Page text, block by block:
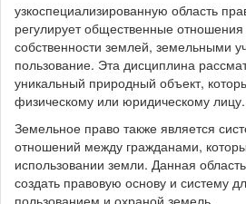
узкоспециализированную область
регулирует общественные
собственности землей, земельными
пользование. Эта дисциплина
уникальный природный объект,
физическому или юридическому лицу.
Земельное право также является
отношений между гражданами,
использовании земли. Данная
создать правовую основу и систему